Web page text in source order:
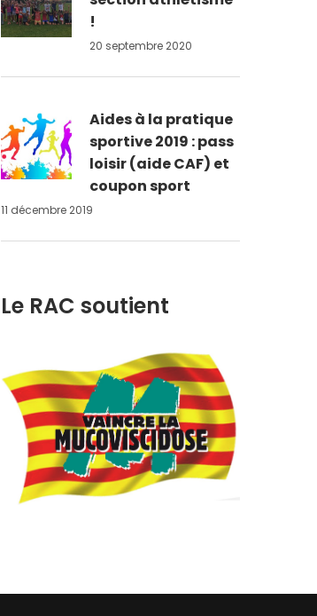
!
20 septembre 2020
Aides à la pratique
sportive 2019 : pass
loisir (aide CAF) et
coupon sport
11 décembre 2019
Le RAC soutient